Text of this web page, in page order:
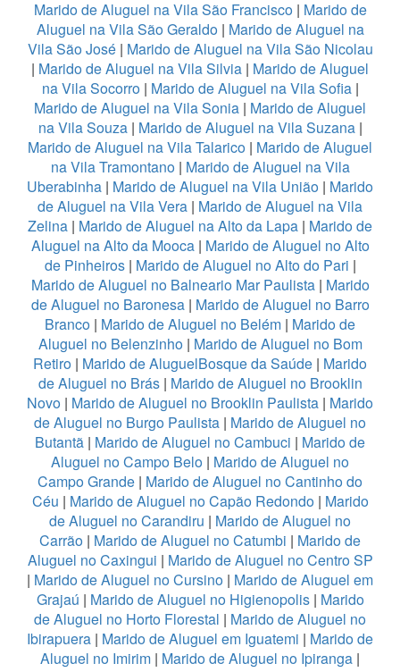
Marido de Aluguel na Vila São Francisco| Marido de
Aluguel na Vila São Geraldo| Marido de Aluguel na
Vila São José| Marido de Aluguel na Vila São Nicolau
| Marido de Aluguel na Vila Silvia | Marido de Aluguel
na Vila Socorro| Marido de Aluguel na Vila Sofia|
Marido de Aluguel na Vila Sonia | Marido de Aluguel
na Vila Souza| Marido de Aluguel na Vila Suzana|
Marido de Aluguel na Vila Talarico | Marido de Aluguel
na Vila Tramontano| Marido de Aluguel na Vila
Uberabinha | Marido de Aluguel na Vila União | Marido
de Aluguel na Vila Vera | Marido de Aluguel na Vila
Zelina | Marido de Aluguel na Alto da Lapa | Marido de
Aluguel na Alto da Mooca| Marido de Aluguel no Alto
de Pinheiros| Marido de Aluguel no Alto do Pari |
Marido de Aluguel no Balneario Mar Paulista| Marido
de Aluguel no Baronesa| Marido de Aluguel no Barro
Branco | Marido de Aluguel no Belém | Marido de
Aluguel no Belenzinho| Marido de Aluguel no Bom
Retiro | Marido de AluguelBosque da Saúde | Marido
de Aluguel no Brás| Marido de Aluguel no Brooklin
Novo | Marido de Aluguel no Brooklin Paulista | Marido
de Aluguel no Burgo Paulista | Marido de Aluguel no
Butantã | Marido de Aluguel no Cambuci | Marido de
Aluguel no Campo Belo | Marido de Aluguel no
Campo Grande | Marido de Aluguel no Cantinho do
Céu | Marido de Aluguel no Capão Redondo| Marido
de Aluguel no Carandiru | Marido de Aluguel no
Carrão | Marido de Aluguel no Catumbi | Marido de
Aluguel no Caxingui | Marido de Aluguel no Centro SP
| Marido de Aluguel no Cursino | Marido de Aluguel em
Grajaú | Marido de Aluguel no Higienopolis| Marido
de Aluguel no Horto Florestal | Marido de Aluguel no
Ibirapuera | Marido de Aluguel em Iguatemi | Marido de
Aluguel no Imirim | Marido de Aluguel no Ipiranga |